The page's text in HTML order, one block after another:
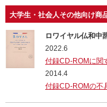
大学生・社会人その他向け商
ロワイヤル仏和中
2022.6
付録CD-ROMに関
2014.4
付録CD-ROMの不